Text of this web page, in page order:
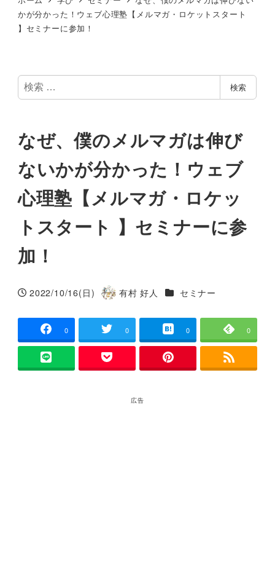
かが分かった！ウェブ心理塾【メルマガ・ロケットスタート
】セミナーに参加！
検
索
検索
なぜ、僕のメルマガは伸び
ないかが分かった！ウェブ
心理塾【メルマガ・ロケッ
トスタート 】セミナーに参
加！
投稿日
2022/10/16(日)
著
有村 好人 カテゴリー
セミナー
0 0 0 0
広告